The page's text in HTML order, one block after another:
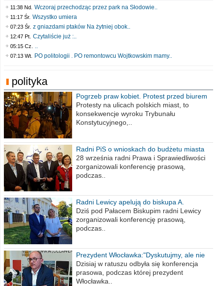
11:38 Nd. Wczoraj przechodząc przez park na Słodowie..
11:17 Śr. Wszystko umiera
07:23 Śr. z gniazdami ptaków Na żytniej obok..
12:47 Pt. Czytaliście już :..
05:15 Cz. ..
07:13 Wt. PO politologii . PO remontowcu Wojtkowskim mamy..
polityka
Pogrzeb praw kobiet. Protest przed biurem
poselskim PiS
Protesty na ulicach polskich miast, to
konsekwencje wyroku Trybunału
Konstytucyjnego,..
Radni PiS o wnioskach do budżetu miasta
na 2021 rok
28 września radni Prawa i Sprawiedliwości
zorganizowali konferencję prasową,
podczas..
Radni Lewicy apelują do biskupa A.
Wiesława Meringa
Dziś pod Pałacem Biskupim radni Lewicy
zorganizowali konferencję prasową,
podczas..
Prezydent Włocławka:"Dyskutujmy, ale nie
obrażajmy się”
Dzisiaj w ratuszu odbyła się konferencja
prasowa, podczas której prezydent
Włocławka..